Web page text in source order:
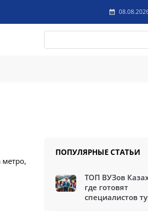
ПОПУЛЯРНЫЕ СТАТЬИ
ТОП ВУЗов
где готовят
специалистов